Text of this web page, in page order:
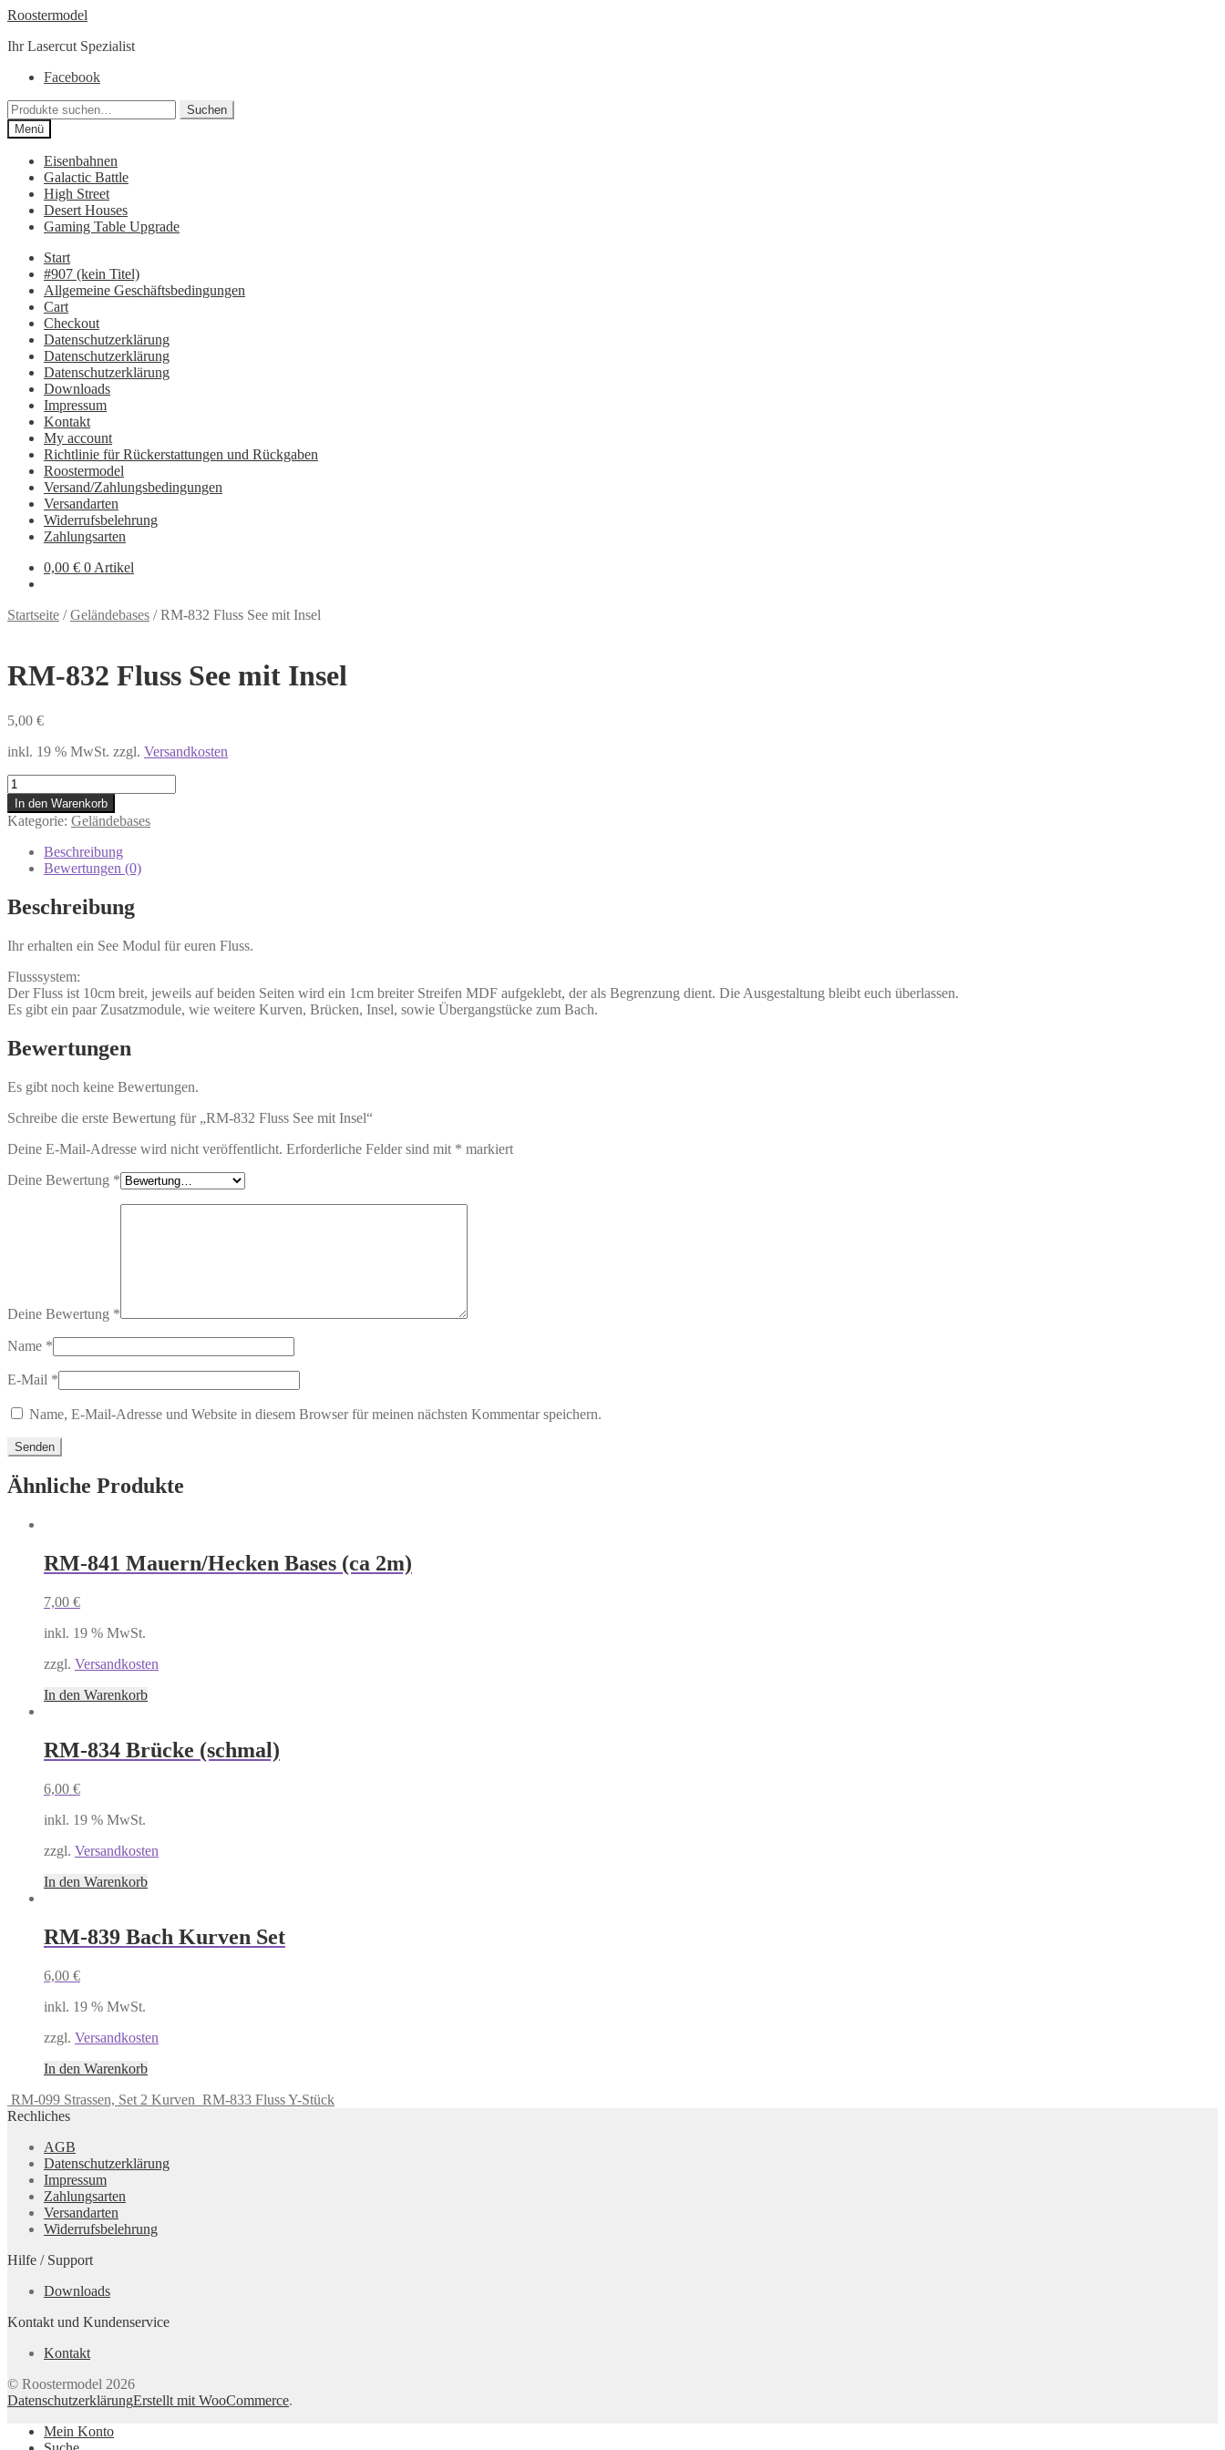
Zur
springen
Zum
springen
Roostermodel
Ihr Lasercut Spezialist
Facebook
Suche
nach:
Suchen
Menü
Eisenbahnen
Galactic Battle
High Street
Desert Houses
Gaming Table Upgrade
Start
#907 (kein Titel)
Allgemeine Geschäftsbedingungen
Cart
Checkout
Datenschutzerklärung
Datenschutzerklärung
Datenschutzerklärung
Downloads
Impressum
Kontakt
My account
Richtlinie für Rückerstattungen und Rückgaben
Roostermodel
Versand/Zahlungsbedingungen
Versandarten
Widerrufsbelehrung
Zahlungsarten
0,00 € 0 Artikel
Startseite /Geländebases /RM-832 Fluss See mit Insel
RM-832 Fluss See mit Insel
5,00 €
inkl. 19 % MwSt. zzgl. Versandkosten
RM-
832
Fluss
See
Insel
Menge
In den Warenkorb
Kategorie: Geländebases
Beschreibung
Bewertungen (0)
Beschreibung
Ihr erhalten ein See Modul für euren Fluss.
Flusssystem:
Der Fluss ist 10cm breit, jeweils auf beiden Seiten wird ein 1cm breiter Streifen MDF aufgeklebt, der als Begrenzung dient. Die Ausgestaltung bleibt euch überlassen.
Es gibt ein paar Zusatzmodule, wie weitere Kurven, Brücken, Insel, sowie Übergangstücke zum Bach.
Bewertungen
Es gibt noch keine Bewertungen.
Schreibe die erste Bewertung für „RM-832 Fluss See mit Insel“
Deine E-Mail-Adresse wird nicht veröffentlicht. Erforderliche Felder sind mit * markiert
Deine Bewertung *
Deine Bewertung *
Name *
E-Mail *
Name, E-Mail-Adresse und Website in diesem Browser für meinen nächsten Kommentar speichern.
Ähnliche Produkte
RM-841 Mauern/Hecken Bases (ca 2m)
7,00 €
inkl. 19 % MwSt.
zzgl. Versandkosten
In den Warenkorb
RM-834 Brücke (schmal)
6,00 €
inkl. 19 % MwSt.
zzgl. Versandkosten
In den Warenkorb
RM-839 Bach Kurven Set
6,00 €
inkl. 19 % MwSt.
zzgl. Versandkosten
In den Warenkorb
RM-099 Strassen, Set 2 Kurven RM-833 Fluss Y-Stück
Rechliches
AGB
Datenschutzerklärung
Impressum
Zahlungsarten
Versandarten
Widerrufsbelehrung
Hilfe / Support
Downloads
Kontakt und Kundenservice
Kontakt
© Roostermodel 2026
DatenschutzerklärungErstellt mit WooCommerce.
Mein Konto